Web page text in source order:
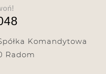
Komandytowa
Radom